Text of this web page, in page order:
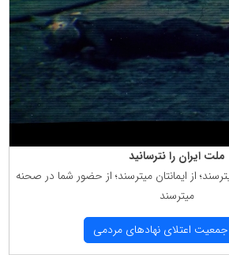
ملت ایران را نترسانید
از ایمانتان میترسند؛ از حضور شما در صحنه
میترسند
اعتلای نهادهای مردمی